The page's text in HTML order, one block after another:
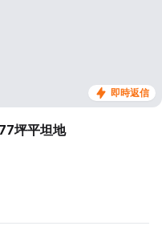
即時返信
坪平坦地